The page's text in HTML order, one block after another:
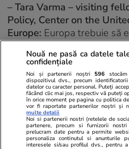
–Tara Varma – visiting
Policy, Center on the
Europe: Europa trebuie să
contextul relației sale în
Statele Unite, cât și
Unite. Transformarea
transatlantice a ridicat
privire la credibilitatea
oferite de SUA Europei. În
intensificării concurenței
Nouă ne pasă ca datele
confidențiale
Noi și partenerii noștri 596
dispozitivul dvs., precum
datelor cu caracter personal. Puteți
făcând clic mai jos, respectiv vă puteți
în orice moment pe pagina cu politica
vor fi raportate partenerilor noștri și
multe detalii
Noi si partenerii nostri (retelele de
partenere, precum si furnizorii
prelucram date pentru a permite
personaliza continutul si anunturile
interesele si/sau profilul dvs., pentru